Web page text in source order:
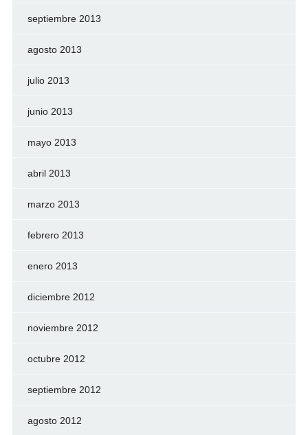
septiembre 2013
agosto 2013
julio 2013
junio 2013
mayo 2013
abril 2013
marzo 2013
febrero 2013
enero 2013
diciembre 2012
noviembre 2012
octubre 2012
septiembre 2012
agosto 2012